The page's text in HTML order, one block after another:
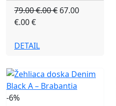
79.00 €.00 € 67.00
€.00 €
DETAIL
-6%